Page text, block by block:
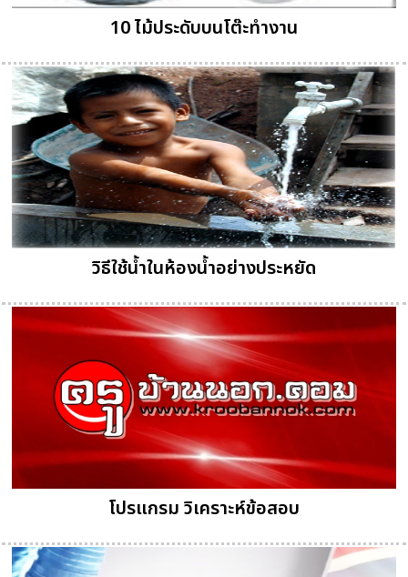
10 ไม้ประดับบนโต๊ะทำงาน
วิธีใช้น้ำในห้องน้ำอย่างประหยัด
โปรแกรม วิเคราะห์ข้อสอบ